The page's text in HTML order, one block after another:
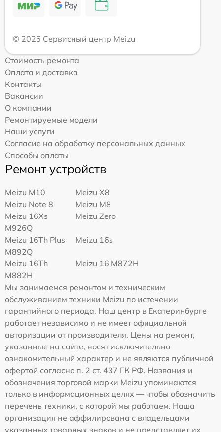
© 2026 Сервисный центр Meizu
Стоимость ремонта
Оплата и доставка
Контакты
Вакансии
О компании
Ремонтируемые модели
Наши услуги
Согласие на обработку персональных данных
Способы оплаты
Ремонт устройств
Meizu M10
Meizu X8
Meizu Note 8
Meizu M8
Meizu 16Xs
M926Q
Meizu Zero
Meizu 16Th Plus
M892Q
Meizu 16s
Meizu 16Th
M882H
Meizu 16 M872H
Мы занимаемся ремонтом и техническим
обслуживанием техники Meizu по истечении
гарантийного периода. Наш центр в Екатеринбурге
работает независимо и не имеет официальной
авторизации от производителя. Цены на ремонт,
указанные на сайте, носят исключительно
ознакомительный характер и не являются публичной
офертой согласно п. 2 ст. 437 ГК РФ. Названия и
обозначения торговой марки Meizu упоминаются
только в информационных целях — чтобы обозначить
перечень техники, с которой мы работаем. Наша
организация не аффилирована с владельцами
указанных товарных знаков и не представляет их